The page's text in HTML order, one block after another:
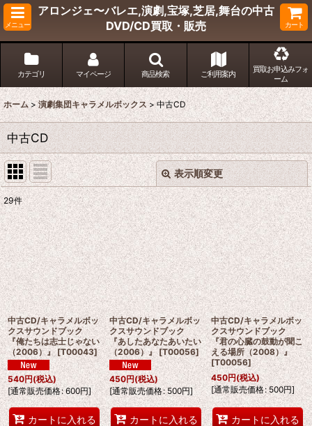
メニュー
アロンジェ〜バレエ,演劇,宝塚,芝居,舞台の中古
DVD/CD買取・販売
カート
カテゴリ マイページ 商品検索 ご利用案内
買取お申込みフォ
ーム
ホーム > 演劇集団キャラメルボックス > 中古CD
中古CD
表示順変更
表示数:
並び順:
絞り込む
閉じる
29件
中古CD/キャラメルボッ
クスサウンドブック
『俺たちは志士じゃない
（2006）』 [T00043]
540円(税込)
[通常販売価格: 600円]
カートに入れる
中古CD/キャラメルボッ
クスサウンドブック
『あしたあなたあいたい
（2006）』 [T00056]
450円(税込)
[通常販売価格: 500円]
カートに入れる
中古CD/キャラメルボッ
クスサウンドブック
『君の心臓の鼓動が聞こ
える場所（2008）』
[T00056]
450円(税込)
[通常販売価格: 500円]
カートに入れる